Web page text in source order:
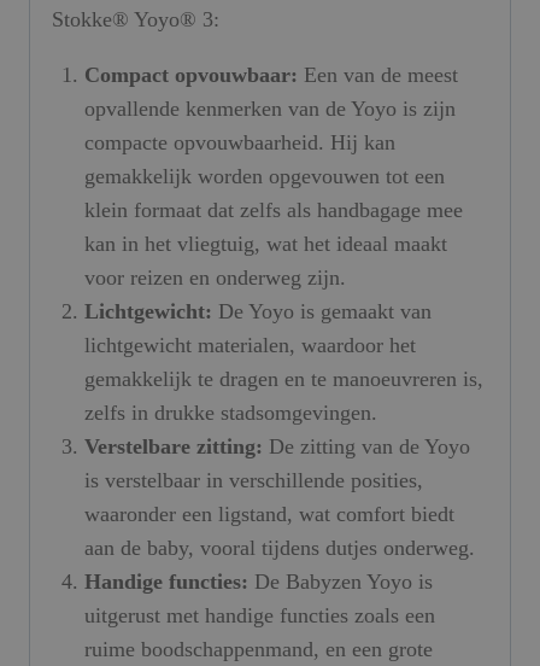
Stokke® Yoyo® 3:
Compact opvouwbaar: Een van de meest
opvallende kenmerken van de Yoyo is zijn
compacte opvouwbaarheid. Hij kan
gemakkelijk worden opgevouwen tot een
klein formaat dat zelfs als handbagage mee
kan in het vliegtuig, wat het ideaal maakt
voor reizen en onderweg zijn.
Lichtgewicht: De Yoyo is gemaakt van
lichtgewicht materialen, waardoor het
gemakkelijk te dragen en te manoeuvreren is,
zelfs in drukke stadsomgevingen.
Verstelbare zitting: De zitting van de Yoyo
is verstelbaar in verschillende posities,
waaronder een ligstand, wat comfort biedt
aan de baby, vooral tijdens dutjes onderweg.
Handige functies: De Babyzen Yoyo is
uitgerust met handige functies zoals een
ruime boodschappenmand, en een grote